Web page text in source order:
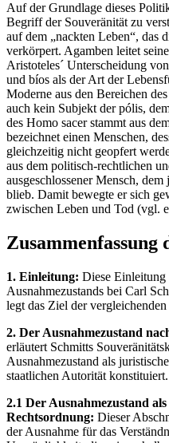
Auf der Grundlage dieses
Begriff der Souveränität zu
auf dem „nackten Leben“, das
verkörpert. Agamben leitet
Aristoteles´ Unterscheidung
und bíos als der Art der
Moderne aus den Bereichen
auch kein Subjekt der pólis,
des Homo sacer stammt aus
bezeichnet einen Menschen,
gleichzeitig nicht geopfert
aus dem politisch-rechtlichen
ausgeschlossener Mensch,
blieb. Damit bewegte er sich
zwischen Leben und Tod (vgl.
Zusammenfassung
1. Einleitung: Diese
Ausnahmezustands bei Carl
legt das Ziel der
2. Der Ausnahmezustand
erläutert Schmitts
Ausnahmezustand als
staatlichen Autorität konstituiert.
2.1 Der Ausnahmezustand
Rechtsordnung: Dieser
der Ausnahme für das